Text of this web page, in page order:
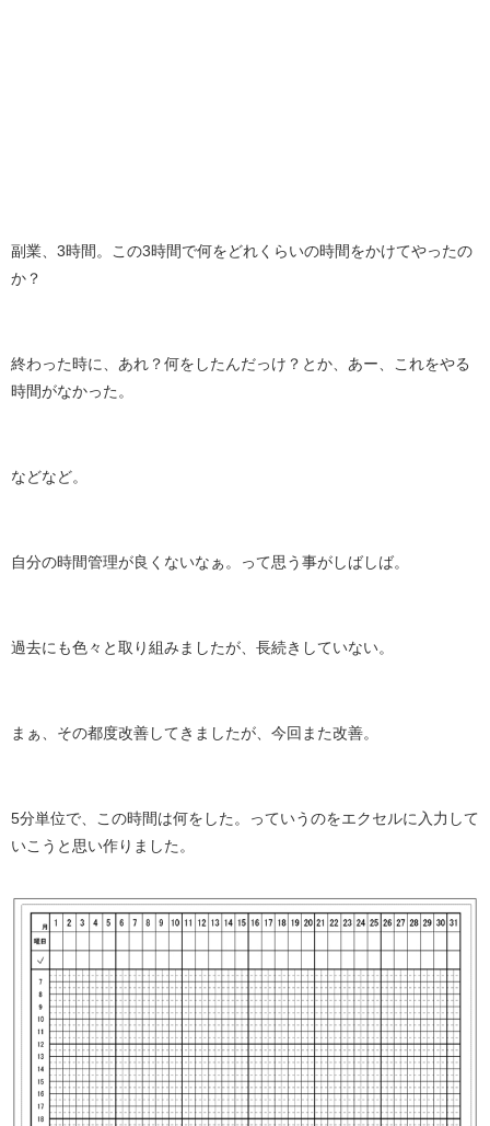
副業、3時間。この3時間で何をどれくらいの時間をかけてやったの
か？
終わった時に、あれ？何をしたんだっけ？とか、あー、これをやる
時間がなかった。
などなど。
自分の時間管理が良くないなぁ。って思う事がしばしば。
過去にも色々と取り組みましたが、長続きしていない。
まぁ、その都度改善してきましたが、今回また改善。
5分単位で、この時間は何をした。っていうのをエクセルに入力して
いこうと思い作りました。